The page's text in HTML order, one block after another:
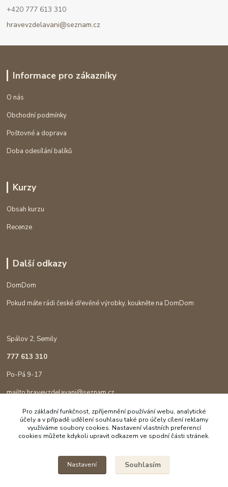
+420 777 613 310
hravevzdelavani@seznam.cz
Informace pro zákazníky
O nás
Obchodní podmínky
Poštovné a doprava
Doba odesílání balíků
Kurzy
Obsah kurzu
Recenze
Další odkazy
DomDom
Pokud máte rádi české dřevěné výrobky, koukněte na DomDom
Spálov 2, Semily
777 613 310
Po-Pá 9-17
mailto:hravevzdelavani@seznam.cz
Pro základní funkčnost, zpříjemnění používání webu, analytické
účely a v případě udělení souhlasu také pro účely cílení reklamy
využíváme soubory cookies. Nastavení vlastních preferencí
cookies můžete kdykoli upravit odkazem ve spodní části stránek.
Nastavení Souhlasím